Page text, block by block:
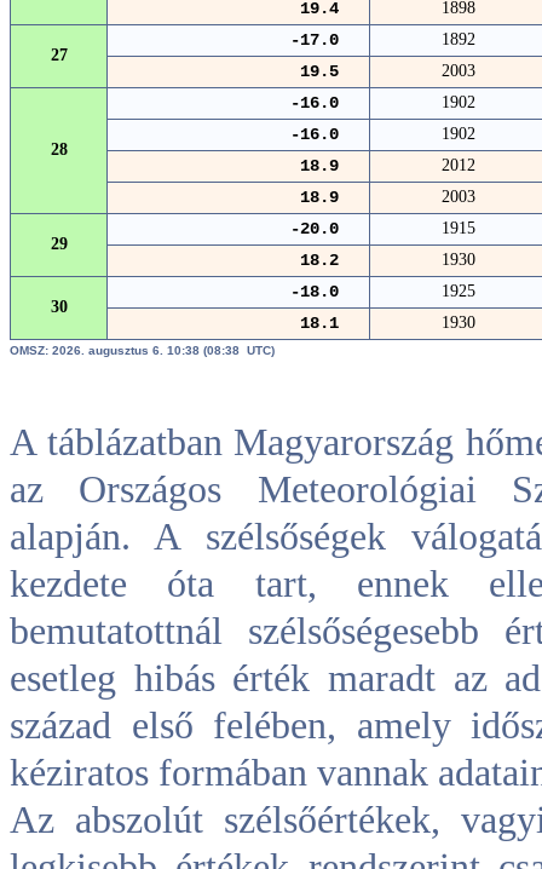
19.4 1898
27
-17.0 1892
19.5 2003
28
-16.0 1902
-16.0 1902
18.9 2012
18.9 2003
29
-20.0 1915
18.2 1930
30
-18.0 1925
18.1 1930
OMSZ: 2026. augusztus 6. 10:38 (08:38 UTC)
A táblázatban Magyarország
az Országos Meteorológiai
alapján. A szélsőségek
kezdete óta tart, ennek
bemutatottnál szélsőségesebb
esetleg hibás érték maradt az
század első felében, amely
kéziratos formában vannak
Az abszolút szélsőértékek,